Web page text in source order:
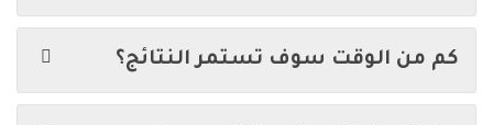
كم من الوقت سوف تستمر النتائج؟